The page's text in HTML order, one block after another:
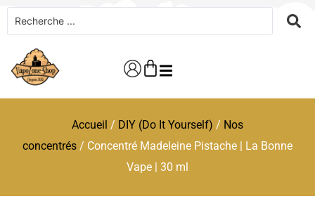
Accueil / DIY (Do It Yourself) / Nos
concentrés / Concentré Madeleine Pistache | La Bonne
Vape | 30 ml